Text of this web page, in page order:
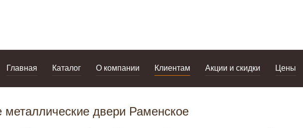
Главная Каталог О компании Клиентам Акции и скидки Цены
металлические двери Раменское